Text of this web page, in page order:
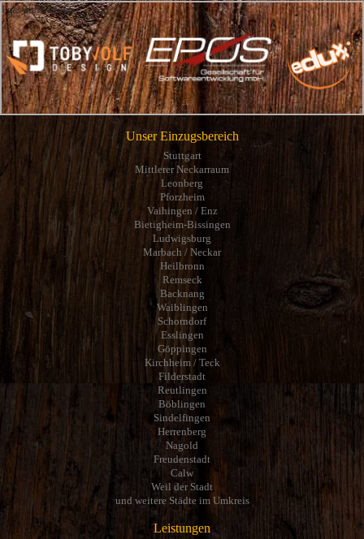
Fuss-Referenzen
Unser Einzugsbereich
Stuttgart
Mittlerer Neckarraum
Leonberg
Pforzheim
Vaihingen / Enz
Bietigheim-Bissingen
Ludwigsburg
Marbach / Neckar
Heilbronn
Remseck
Backnang
Waiblingen
Schorndorf
Esslingen
Göppingen
Kirchheim / Teck
Filderstadt
Reutlingen
Böblingen
Sindelfingen
Herrenberg
Nagold
Freudenstadt
Calw
Weil der Stadt
und weitere Städte im Umkreis
Leistungen